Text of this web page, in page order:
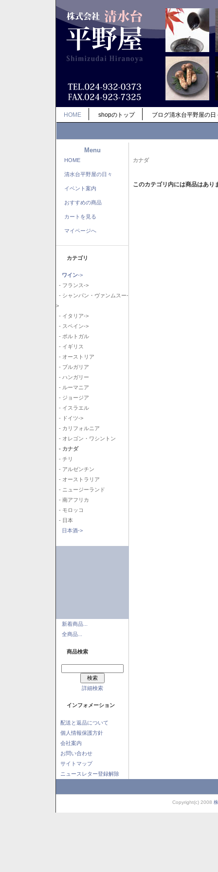
HOME shopのトップ ブログ清水台平野屋の日
Menu
HOME
清水台平野屋の日々
イベント案内
おすすめの商品
カートを見る
マイページへ
カテゴリ
ワイン->
- フランス->
- シャンパン・ヴァンムスー-
>
- イタリア->
- スペイン->
- ポルトガル
- イギリス
- オーストリア
- ブルガリア
- ハンガリー
- ルーマニア
- ジョージア
- イスラエル
- ドイツ->
- カリフォルニア
- オレゴン・ワシントン
- カナダ
- チリ
- アルゼンチン
- オーストラリア
- ニュージーランド
- 南アフリカ
- モロッコ
- 日本
日本酒->
新着商品...
全商品...
商品検索
詳細検索
インフォメーション
配送と返品について
個人情報保護方針
会社案内
お問い合わせ
サイトマップ
ニュースレター登録解除
カナダ
このカテゴリ内には商品はあり
Copyright(c) 2008